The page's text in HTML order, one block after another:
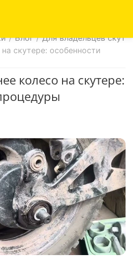
/ Блог / Для владельцев
скутере: особенности
колесо на скутере: